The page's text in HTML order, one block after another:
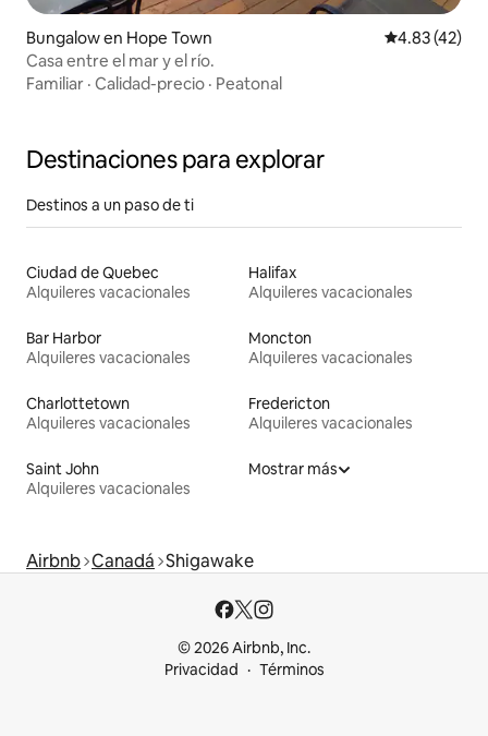
Bungalow en Hope Town Calificación
4.83 (42)
Casa entre el mar y el río.
Familiar · Calidad-precio · Peatonal
Destinaciones para explorar
Destinos a un paso de ti
Ciudad de Quebec
Alquileres vacacionales
Halifax
Alquileres vacacionales
Bar Harbor
Alquileres vacacionales
Moncton
Alquileres vacacionales
Charlottetown
Alquileres vacacionales
Fredericton
Alquileres vacacionales
Saint John
Alquileres vacacionales
Mostrar más
Airbnb Canadá Shigawake
© 2026 Airbnb, Inc.
Privacidad
Términos